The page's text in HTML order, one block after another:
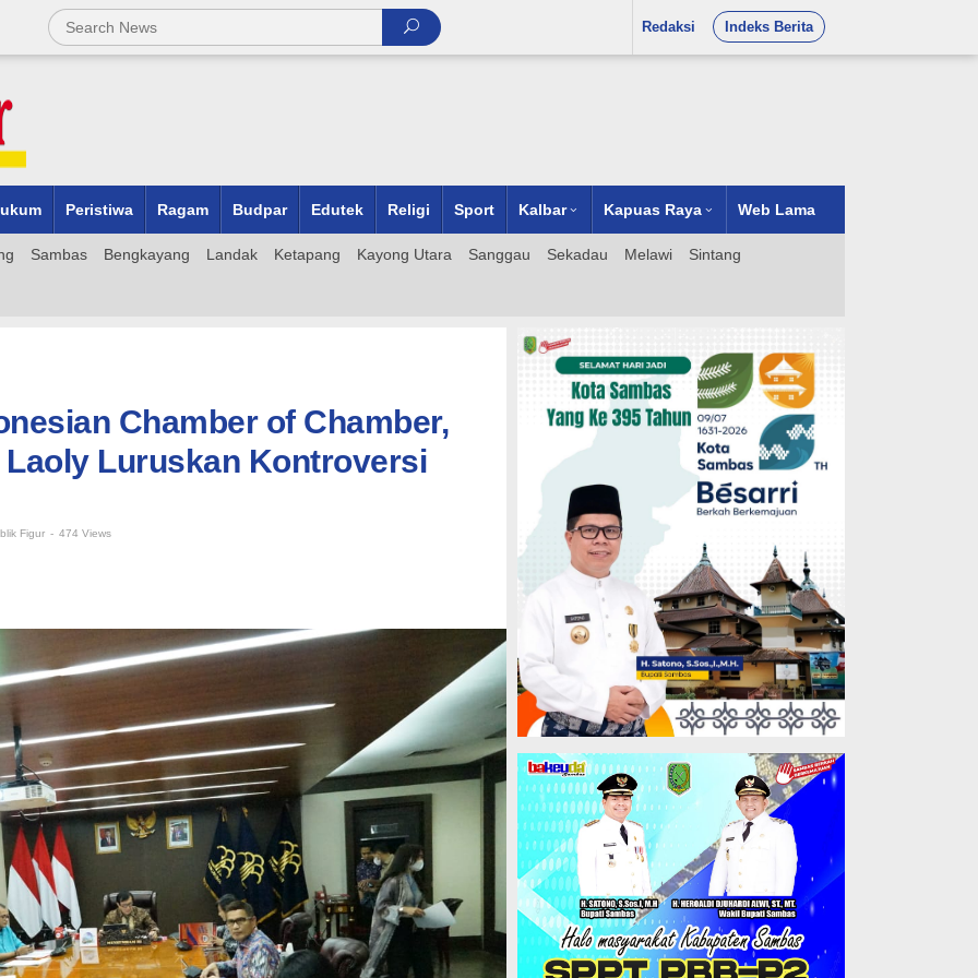
Redaksi Indeks Berita
Peristiwa Ragam Budpar Edutek Religi Sport Kalbar Kapuas Raya Web Lama
Sambas Bengkayang Landak Ketapang Kayong Utara Sanggau Sekadau Melawi Sintang
Chamber of Chamber,
Laoly Luruskan Kontroversi
Figur - 474 Views